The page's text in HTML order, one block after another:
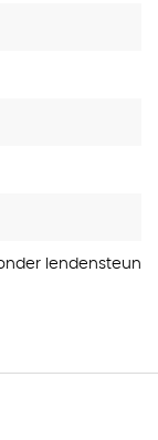
lendensteun